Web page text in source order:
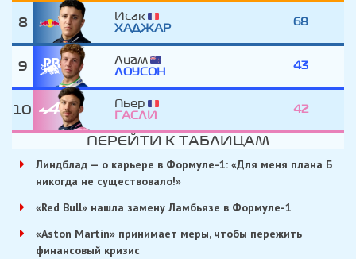
8
Исак
ХАДЖАР
68
9
Лиам
ЛОУСОН
43
10
Пьер
ГАСЛИ
42
ПЕРЕЙТИ К ТАБЛИЦАМ
Линдблад — о карьере в Формуле-1: «Для меня плана Б
никогда не существовало!»
«Red Bull» нашла замену Ламбьязе в Формуле-1
«Aston Martin» принимает меры, чтобы пережить
финансовый кризис